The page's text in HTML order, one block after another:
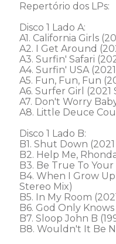
Repertório dos LPs:
Disco 1 Lado A:
A1. California Girls
A2. I Get Around
A3. Surfin' Safari
A4. Surfin' USA
A5. Fun, Fun, Fun
A6. Surfer Girl (2021
A7. Don't Worry
A8. Little Deuce
Disco 1 Lado B:
B1. Shut Down
B2. Help Me,
B3. Be True To
B4. When I Grow Up
Stereo Mix)
B5. In My Room
B6. God Only
B7. Sloop John B
B8. Wouldn't It Be